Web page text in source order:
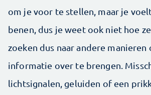
om je voor te stellen, maar je
benen, dus je weet ook niet hoe
zoeken dus naar andere manieren
informatie over te brengen.
lichtsignalen, geluiden of een